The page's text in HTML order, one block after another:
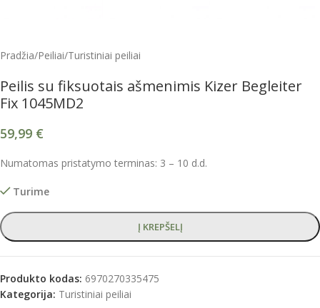
Pradžia/Peiliai/Turistiniai peiliai
Peilis su fiksuotais ašmenimis Kizer Begleiter
Fix 1045MD2
59,99 €
Numatomas pristatymo terminas: 3 – 10 d.d.
Turime
Į KREPŠELĮ
Produkto kodas: 6970270335475
Kategorija: Turistiniai peiliai